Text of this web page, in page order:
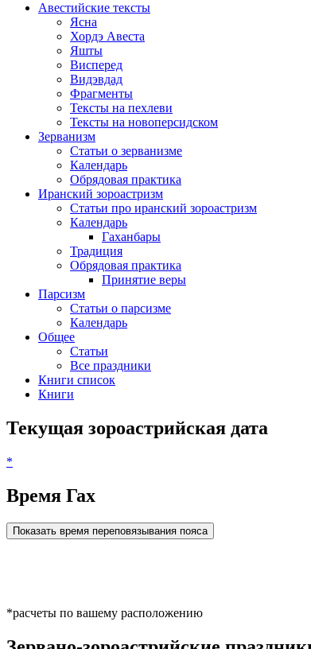
Авестийские тексты
Ясна
Хордэ Авеста
Яшты
Висперед
Видэвдад
Фрагменты
Тексты на пехлеви
Тексты на новоперсидском
Зерванизм
Статьи о зерванизме
Календарь
Обрядовая практика
Иранский зороастризм
Статьи про иранский зороастризм
Календарь
Гаханбары
Традиция
Обрядовая практика
Принятие веры
Парсизм
Статьи о парсизме
Календарь
Общее
Статьи
Все праздники
Книги список
Книги
Текущая зороастрийская дата
*
Время Гах
Показать время переповязывания пояса
*расчеты по вашему расположению